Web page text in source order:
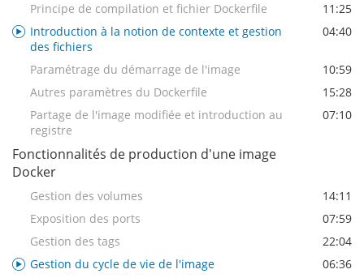
Principe de compilation et fichier Dockerfile
11:25
Introduction à la notion de contexte et gestion
des fichiers
04:40
Paramétrage du démarrage de l'image
10:59
Autres paramètres du Dockerfile
15:28
Partage de l'image modifiée et introduction au
registre
07:10
Fonctionnalités de production d'une image
Docker
Gestion des volumes
14:11
Exposition des ports
07:59
Gestion des tags
22:04
Gestion du cycle de vie de l'image
06:36